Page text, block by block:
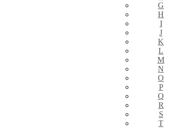
G
H
I
J
K
L
M
N
O
P
Q
R
S
T